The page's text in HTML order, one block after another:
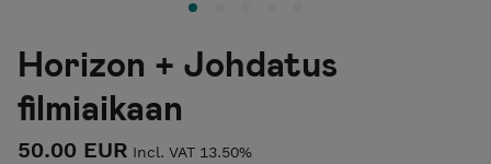
Horizon + Johdatus
filmiaikaan
50.00 EUR Incl. VAT 13.50%